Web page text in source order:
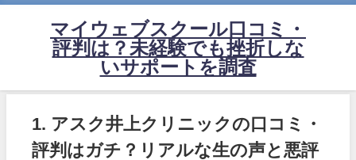
マイウェブスクール口コミ・
評判は？未経験でも挫折しな
いサポートを調査
1. アスク井上クリニックの口コミ・
評判はガチ？リアルな生の声と悪評